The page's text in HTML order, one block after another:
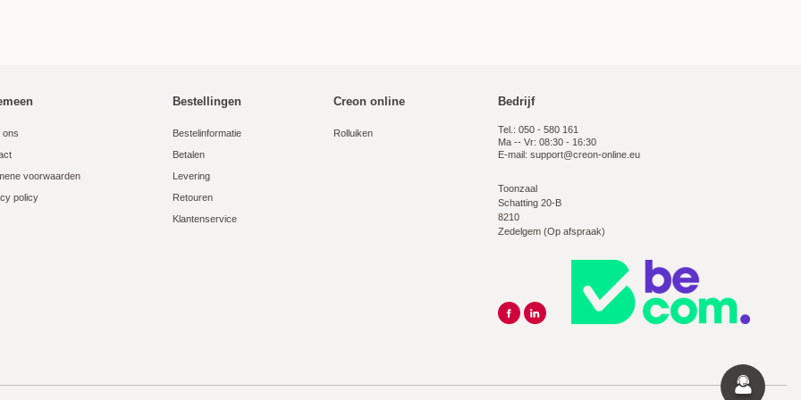
In de
ons
voorwaarden
policy
Bestellingen
Bestelinformatie
Betalen
Levering
Retouren
Klantenservice
Creon online
Rolluiken
Bedrijf
Tel.: 050 - 580 161
Ma -- Vr: 08:30 - 16:30
E-mail: support@creon-online.eu
Toonzaal
Schatting 20-B
8210
Zedelgem (Op afspraak)